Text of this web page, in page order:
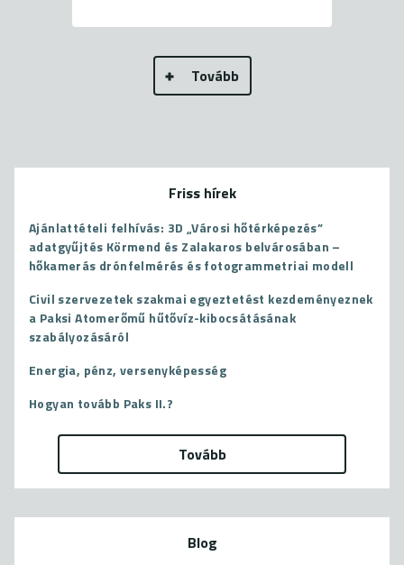
Tovább
Friss hírek
Ajánlattételi felhívás: 3D „Városi hőtérképezés”
adatgyűjtés Körmend és Zalakaros belvárosában –
hőkamerás drónfelmérés és fotogrammetriai modell
Civil szervezetek szakmai egyeztetést kezdeményeznek
a Paksi Atomerőmű hűtővíz-kibocsátásának
szabályozásáról
Energia, pénz, versenyképesség
Hogyan tovább Paks II.?
Tovább
Blog